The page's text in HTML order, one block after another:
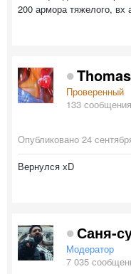
200 армора тяжелого, вх
Проверенный
133 сообщения
Опубликовано 24
Вернулся хD
Саня-
Модератор
7 035